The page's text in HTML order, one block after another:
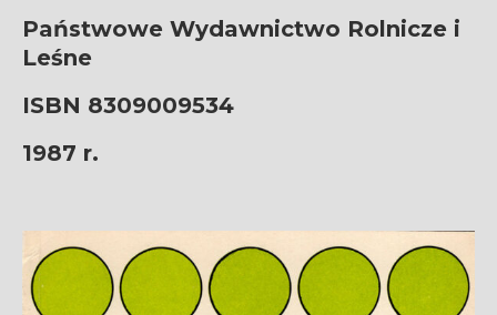
Państwowe Wydawnictwo Rolnicze i
Leśne
ISBN 8309009534
1987 r.